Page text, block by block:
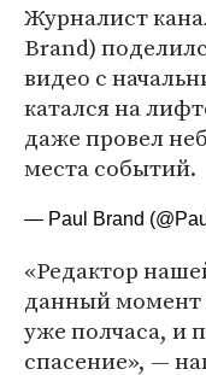
Журналист
Brand)
видео с
катался на
даже провел
места событий.
— Paul Brand
«Редактор
данный момент
уже полчаса, и
спасение», —